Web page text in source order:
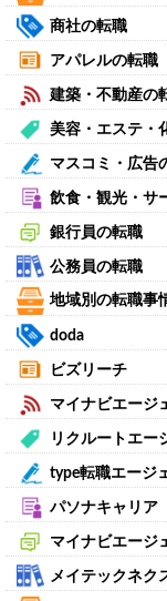
商社の転職
アパレルの転職
建築・不動産の
美容・エステ・
マスコミ・広告
飲食・観光・サ
銀行員の転職
公務員の転職
地域別の転職事
doda
ビズリーチ
マイナビエージ
リクルートエー
type転職エージ
パソナキャリア
マイナビエージ
メイテックネク